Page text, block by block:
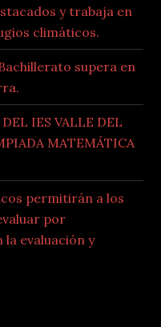
y trabaja en
climáticos.
supera en
IES VALLE DEL
MATEMÁTICA
permitirán a los
por
evaluación y